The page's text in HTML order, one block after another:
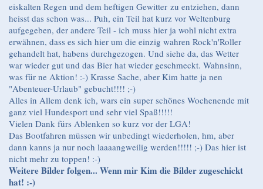
eiskalten Regen und dem heftigen Gewitter zu entziehen, dann
heisst das schon was... Puh, ein Teil hat kurz vor Weltenburg
aufgegeben, der andere Teil - ich muss hier ja wohl nicht extra
erwähnen, dass es sich hier um die einzig wahren Rock'n'Roller
gehandelt hat, habens durchgezogen. Und siehe da, das Wetter
war wieder gut und das Bier hat wieder geschmeckt. Wahnsinn,
was für ne Aktion! :-) Krasse Sache, aber Kim hatte ja nen
"Abenteuer-Urlaub" gebucht!!!! ;-)
Alles in Allem denk ich, wars ein super schönes Wochenende mit
ganz viel Hundesport und sehr viel Spaß!!!!!
Vielen Dank fürs Ablenken so kurz vor der LGA!
Das Bootfahren müssen wir unbedingt wiederholen, hm, aber
dann kanns ja nur noch laaaangweilig werden!!!!! ;-) Das hier ist
nicht mehr zu toppen! :-)
Weitere Bilder folgen... Wenn mir Kim die Bilder zugeschickt
hat! :-)